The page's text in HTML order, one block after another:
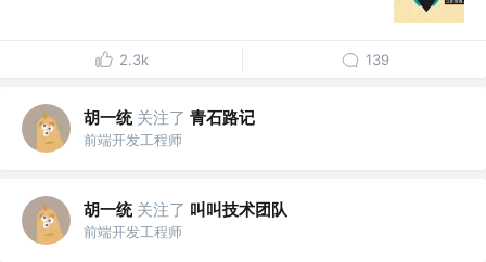
2.3k 139
胡一统 关注了 青石路记
前端开发工程师
胡一统 关注了 叫叫技术团队
前端开发工程师